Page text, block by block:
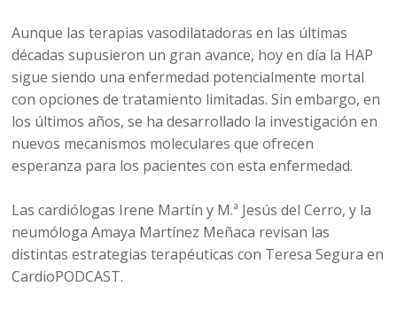
Aunque las terapias vasodilatadoras en las últimas
décadas supusieron un gran avance, hoy en día la HAP
sigue siendo una enfermedad potencialmente mortal
con opciones de tratamiento limitadas. Sin embargo, en
los últimos años, se ha desarrollado la investigación en
nuevos mecanismos moleculares que ofrecen
esperanza para los pacientes con esta enfermedad.
Las cardiólogas Irene Martín y M.ª Jesús del Cerro, y la
neumóloga Amaya Martínez Meñaca revisan las
distintas estrategias terapéuticas con Teresa Segura en
CardioPODCAST.